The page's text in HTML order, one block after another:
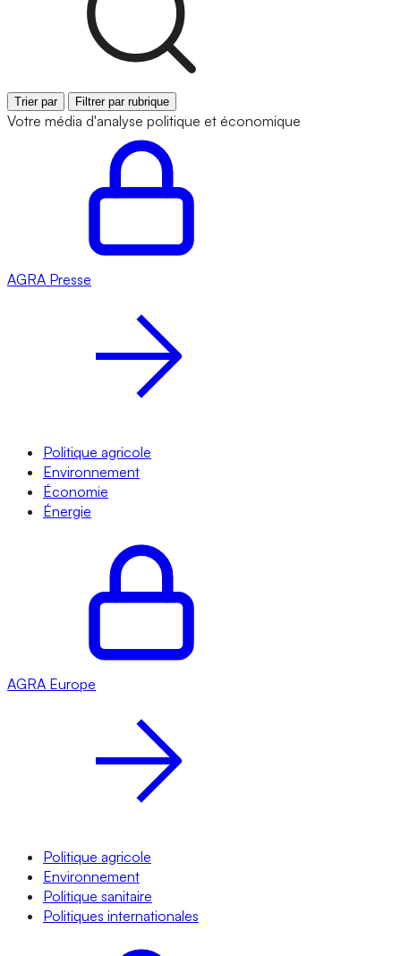
Trier par Filtrer par rubrique
Votre média d'analyse politique et économique
AGRA Presse
Politique agricole
Environnement
Économie
Énergie
AGRA Europe
Politique agricole
Environnement
Politique sanitaire
Politiques internationales